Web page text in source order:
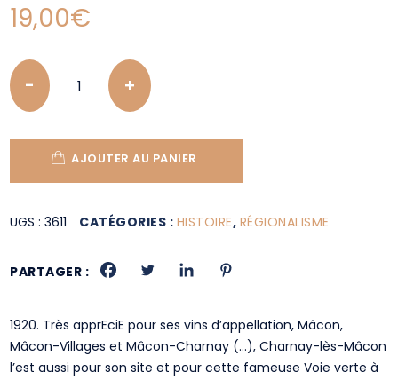
19,00€
Quantity
AJOUTER AU PANIER
UGS :3611 CATÉGORIES : HISTOIRE, RÉGIONALISME
PARTAGER :
1920. Très apprEciE pour ses vins d’appellation, Mâcon,
Mâcon-Villages et Mâcon-Charnay (…), Charnay-lès-Mâcon
l’est aussi pour son site et pour cette fameuse Voie verte à